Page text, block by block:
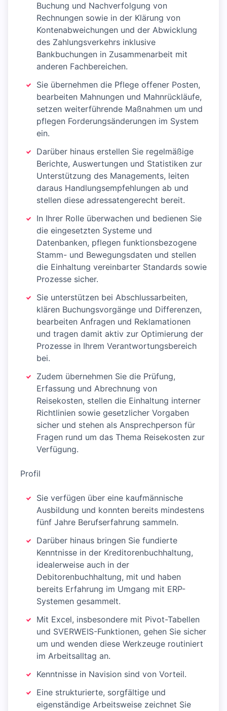
Buchung und Nachverfolgung von
Rechnungen sowie in der Klärung von
Kontenabweichungen und der Abwicklung
des Zahlungsverkehrs inklusive
Bankbuchungen in Zusammenarbeit mit
anderen Fachbereichen.
Sie übernehmen die Pflege offener Posten,
bearbeiten Mahnungen und Mahnrückläufe,
setzen weiterführende Maßnahmen um und
pflegen Forderungsänderungen im System
ein.
Darüber hinaus erstellen Sie regelmäßige
Berichte, Auswertungen und Statistiken zur
Unterstützung des Managements, leiten
daraus Handlungsempfehlungen ab und
stellen diese adressatengerecht bereit.
In Ihrer Rolle überwachen und bedienen Sie
die eingesetzten Systeme und
Datenbanken, pflegen funktionsbezogene
Stamm- und Bewegungsdaten und stellen
die Einhaltung vereinbarter Standards sowie
Prozesse sicher.
Sie unterstützen bei Abschlussarbeiten,
klären Buchungsvorgänge und Differenzen,
bearbeiten Anfragen und Reklamationen
und tragen damit aktiv zur Optimierung der
Prozesse in Ihrem Verantwortungsbereich
bei.
Zudem übernehmen Sie die Prüfung,
Erfassung und Abrechnung von
Reisekosten, stellen die Einhaltung interner
Richtlinien sowie gesetzlicher Vorgaben
sicher und stehen als Ansprechperson für
Fragen rund um das Thema Reisekosten zur
Verfügung.
Profil
Sie verfügen über eine kaufmännische
Ausbildung und konnten bereits mindestens
fünf Jahre Berufserfahrung sammeln.
Darüber hinaus bringen Sie fundierte
Kenntnisse in der Kreditorenbuchhaltung,
idealerweise auch in der
Debitorenbuchhaltung, mit und haben
bereits Erfahrung im Umgang mit ERP-
Systemen gesammelt.
Mit Excel, insbesondere mit Pivot-Tabellen
und SVERWEIS-Funktionen, gehen Sie sicher
um und wenden diese Werkzeuge routiniert
im Arbeitsalltag an.
Kenntnisse in Navision sind von Vorteil.
Eine strukturierte, sorgfältige und
eigenständige Arbeitsweise zeichnet Sie